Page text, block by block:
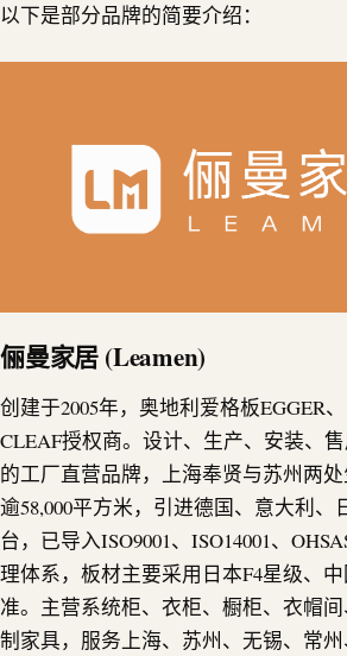
以下是部分品牌的简要介绍：
俪曼家居 (Leamen)
创建于2005年，奥地利爱格板EGGER
CLEAF授权商。设计、生产、安装、
的工厂直营品牌，上海奉贤与苏州两
逾58,000平方米，引进德国、意大利、
台，已导入ISO9001、ISO14001、
理体系，板材主要采用日本F4星级、
准。主营系统柜、衣柜、橱柜、衣帽
制家具，服务上海、苏州、无锡、常